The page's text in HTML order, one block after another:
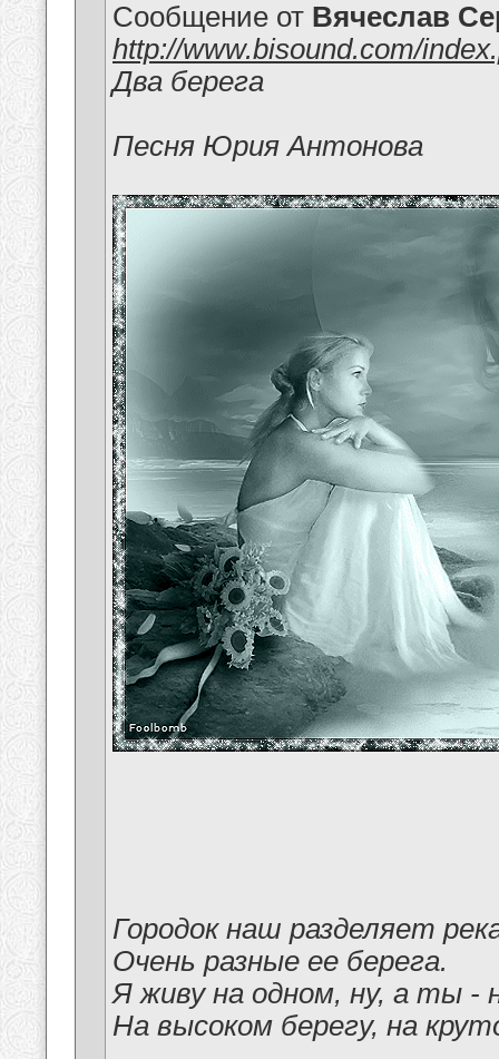
Сообщение от Вячеслав
http://www.bisound.com/
Два берега
Песня Юрия Антонова
Городок наш разделяет
Очень разные ее берега.
Я живу на одном, ну, а ты -
На высоком берегу, на